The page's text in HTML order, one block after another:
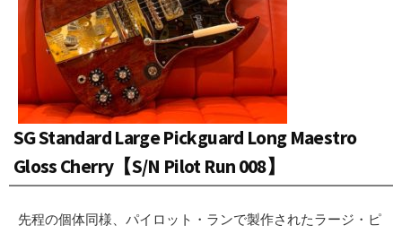
SG Standard Large Pickguard Long Maestro
Gloss Cherry【S/N Pilot Run 008】
先程の個体同様、パイロット・ランで製作されたラージ・ピ